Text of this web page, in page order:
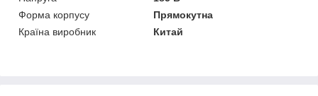
Форма корпусу
Прямокутна
Країна виробник
Китай